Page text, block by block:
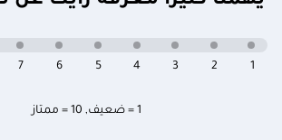
1 = ضعيف , 10 = ممتاز
7 6 5 4 3 2 1